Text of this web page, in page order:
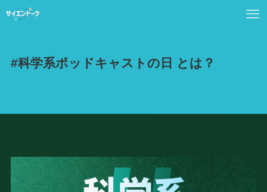
#科学系ポッドキャストの日 とは？